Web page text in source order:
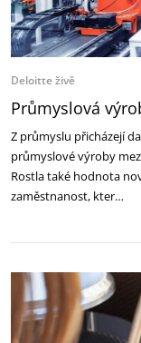
Deloitte živě
Průmyslová
Z průmyslu přicházejí
průmyslové výroby
Rostla také hodnota
zaměstnanost, kter…